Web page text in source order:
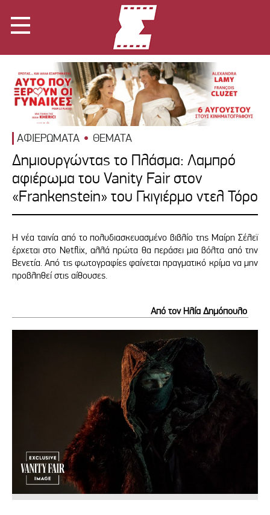
ΑΦΙΕΡΩΜΑΤΑ ΘΕΜΑΤΑ
Δημιουργώντας το Πλάσμα: Λαμπρό
αφιέρωμα του Vanity Fair στον
«Frankenstein» του Γκιγιέρμο ντελ Τόρο
Η νέα ταινία από το πολυδιασκευασμένο βιβλίο της Μαίρη Σέλεϊ
έρχεται στο Netflix, αλλά πρώτα θα περάσει μια βόλτα από την
Βενετία. Από τις φωτογραφίες φαίνεται πραγματικό κρίμα να μην
προβληθεί στις αίθουσες.
Από τον Ηλία Δημόπουλο